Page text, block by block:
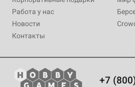
Работа у нас
Новости
Контакты
+7